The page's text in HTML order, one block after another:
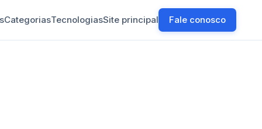
CategoriasTecnologiasSite principal Fale conosco